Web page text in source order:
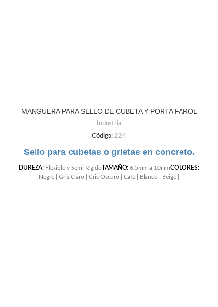
MANGUERA PARA SELLO DE CUBETA Y PORTA FAROL
Industria
Código: 224
Sello para cubetas o grietas en concreto.
DUREZA: Flexible y Semi RígidoTAMAÑO: 6.5mm a 10mmCOLORES:
Negro | Gris Claro | Gris Oscuro | Cafe | Blanco | Beige |